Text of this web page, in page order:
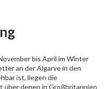
bis April im Winter
an der Algarve in den
ist, liegen die
über denen in Großbritannien